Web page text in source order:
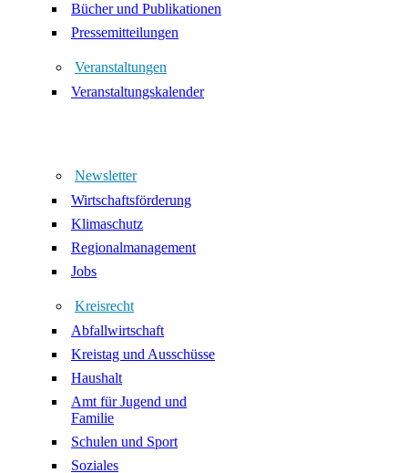
Bücher und Publikationen
Pressemitteilungen
Veranstaltungen
Veranstaltungskalender
Newsletter
Wirtschaftsförderung
Klimaschutz
Regionalmanagement
Jobs
Kreisrecht
Abfallwirtschaft
Kreistag und Ausschüsse
Haushalt
Amt für Jugend und
Familie
Schulen und Sport
Soziales